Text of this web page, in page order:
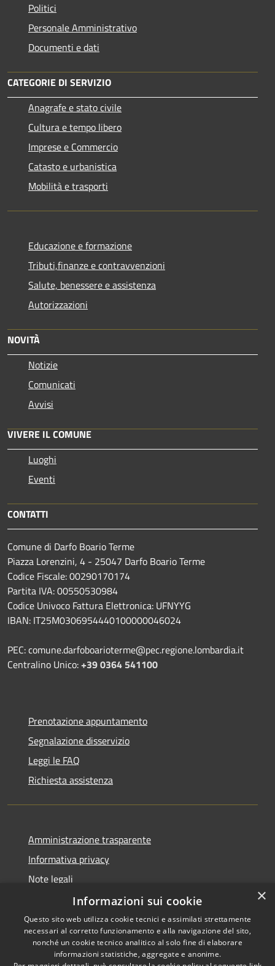
Politici
Personale Amministrativo
Documenti e dati
CATEGORIE DI SERVIZIO
Anagrafe e stato civile
Cultura e tempo libero
Imprese e Commercio
Catasto e urbanistica
Mobilità e trasporti
Educazione e formazione
Tributi,finanze e contravvenzioni
Salute, benessere e assistenza
Autorizzazioni
NOVITÀ
Notizie
Comunicati
Avvisi
VIVERE IL COMUNE
Luoghi
Eventi
CONTATTI
Comune di Darfo Boario Terme
Piazza Lorenzini, 4 - 25047 Darfo Boario Terme
Codice Fiscale: 00290170174
Partita IVA: 00550530984
Codice Univoco Fattura Elettronica: UFNYYG
IBAN: IT25M0306954440100000046024
PEC: comune.darfoboarioterme@pec.regione.lombardia.it
Centralino Unico:+39 0364 541100
Prenotazione appuntamento
Segnalazione disservizio
Leggi le FAQ
Richiesta assistenza
Amministrazione trasparente
Informativa privacy
Note legali
Dichiarazione di accessibilità
RSS Copyright © 2026 • Comune di
×
Informazioni sui cookie
Questo sito web utilizza cookie tecnici e assimilati strettamente
necessari al corretto funzionamento e alla navigazione del sito,
nonché un cookie tecnico analitico al solo fine di elaborare
informazioni statistiche, aggregate e anonime.